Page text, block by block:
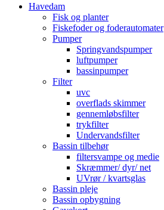
Havedam
Fisk og planter
Fiskefoder og foderautomater
Pumper
Springvandspumper
luftpumper
bassinpumper
Filter
uvc
overflads skimmer
gennemløbsfilter
trykfilter
Undervandsfilter
Bassin tilbehør
filtersvampe og medie
Skræmmer/ dyr/ net
UVrør / kvartsglas
Bassin pleje
Bassin opbygning